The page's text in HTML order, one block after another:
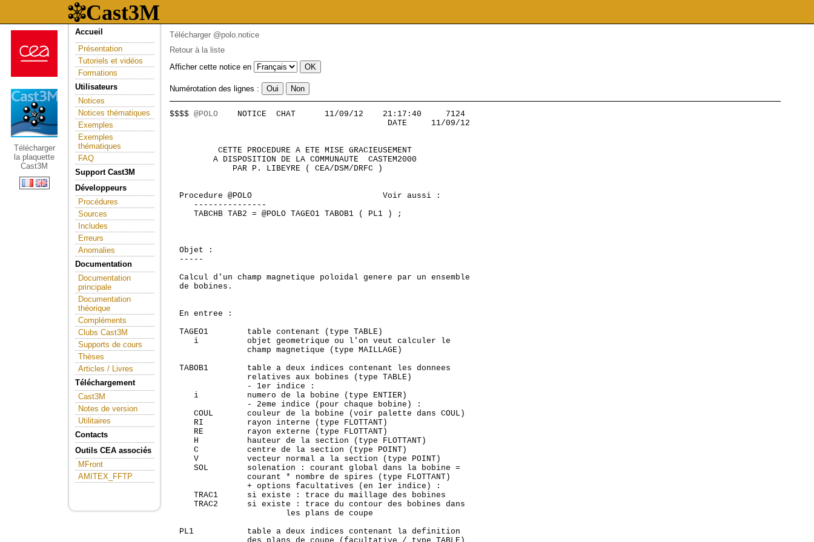
Télécharger
la plaquette
Cast3M
Accueil
Présentation
Tutoriels et vidéos
Formations
Utilisateurs
Notices
Notices thématiques
Exemples
Exemples
thématiques
FAQ
Support Cast3M
Développeurs
Procédures
Sources
Includes
Erreurs
Anomalies
Documentation
Documentation
principale
Documentation
théorique
Compléments
Clubs Cast3M
Supports de cours
Thèses
Articles / Livres
Téléchargement
Cast3M
Notes de version
Utilitaires
Contacts
Outils CEA associés
MFront
AMITEX_FFTP
Télécharger @polo.notice
Retour à la liste
Afficher cette notice en
Numérotation des lignes :
$$$$ @POLO
    NOTICE  CHAT      11/09/12    21:17:40     7124
                                             DATE     11/09/12
          CETTE PROCEDURE A ETE MISE GRACIEUSEMENT
         A DISPOSITION DE LA COMMUNAUTE  CASTEM2000
             PAR P. LIBEYRE ( CEA/DSM/DRFC )
Procedure @POLO                           Voir aussi :
     ---------------
     TABCHB TAB2 = @POLO TAGEO1 TABOB1 ( PL1 ) ;
  Objet :
  -----
  Calcul d'un champ magnetique poloidal genere par un ensemble
  de bobines.
  En entree :
  TAGEO1        table contenant (type TABLE)
     i          objet geometrique ou l'on veut calculer le
                champ magnetique (type MAILLAGE)
  TABOB1        table a deux indices contenant les donnees
                relatives aux bobines (type TABLE)
                - 1er indice :
     i          numero de la bobine (type ENTIER)
                - 2eme indice (pour chaque bobine) :
     COUL       couleur de la bobine (voir palette dans COUL)
     RI         rayon interne (type FLOTTANT)
     RE         rayon externe (type FLOTTANT)
     H          hauteur de la section (type FLOTTANT)
     C          centre de la section (type POINT)
     V          vecteur normal a la section (type POINT)
     SOL        solenation : courant global dans la bobine =
                courant * nombre de spires (type FLOTTANT)
                + options facultatives (en 1er indice) :
     TRAC1      si existe : trace du maillage des bobines
     TRAC2      si existe : trace du contour des bobines dans
                        les plans de coupe
  PL1           table a deux indices contenant la definition